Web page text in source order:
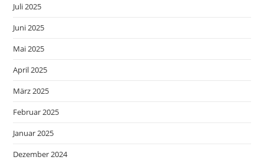
Juli 2025
Juni 2025
Mai 2025
April 2025
März 2025
Februar 2025
Januar 2025
Dezember 2024